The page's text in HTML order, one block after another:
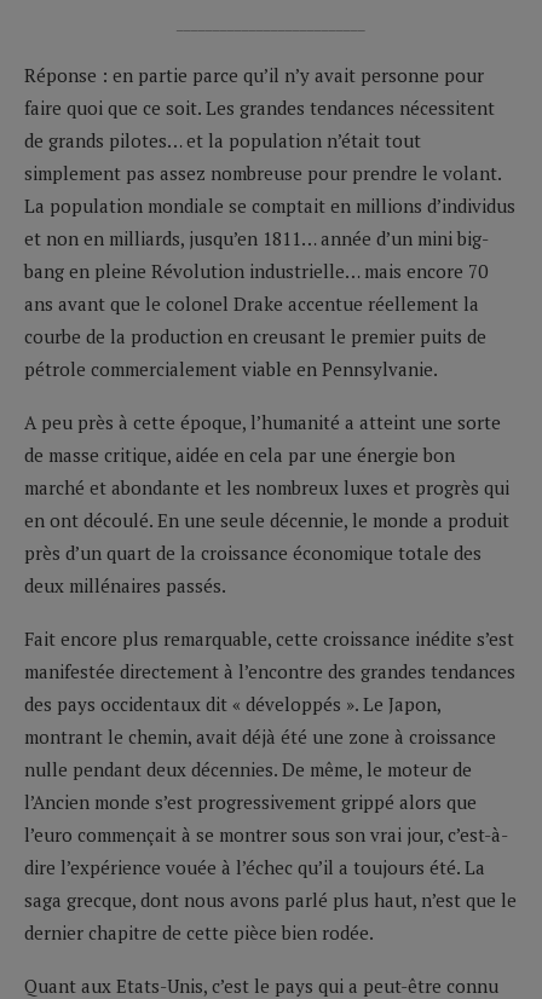
Réponse : en partie parce qu’il n’y avait personne pour
faire quoi que ce soit. Les grandes tendances nécessitent
de grands pilotes… et la population n’était tout
simplement pas assez nombreuse pour prendre le volant.
La population mondiale se comptait en millions d’individus
et non en milliards, jusqu’en 1811… année d’un mini big-
bang en pleine Révolution industrielle… mais encore 70
ans avant que le colonel Drake accentue réellement la
courbe de la production en creusant le premier puits de
pétrole commercialement viable en Pennsylvanie.
A peu près à cette époque, l’humanité a atteint une sorte
de masse critique, aidée en cela par une énergie bon
marché et abondante et les nombreux luxes et progrès qui
en ont découlé. En une seule décennie, le monde a produit
près d’un quart de la croissance économique totale des
deux millénaires passés.
Fait encore plus remarquable, cette croissance inédite s’est
manifestée directement à l’encontre des grandes tendances
des pays occidentaux dit « développés ». Le Japon,
montrant le chemin, avait déjà été une zone à croissance
nulle pendant deux décennies. De même, le moteur de
l’Ancien monde s’est progressivement grippé alors que
l’euro commençait à se montrer sous son vrai jour, c’est-à-
dire l’expérience vouée à l’échec qu’il a toujours été. La
saga grecque, dont nous avons parlé plus haut, n’est que le
dernier chapitre de cette pièce bien rodée.
Quant aux Etats-Unis, c’est le pays qui a peut-être connu